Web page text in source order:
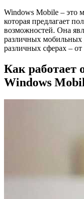
Windows Mobile – это
которая предлагает
возможностей. Она
различных мобильных
различных сферах – от
Как работает
Windows